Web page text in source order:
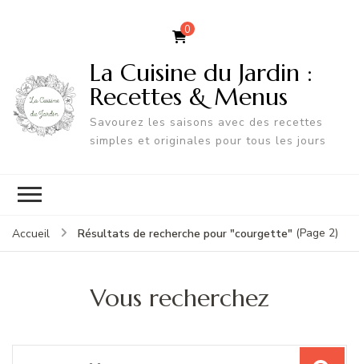
0
La Cuisine du Jardin :
Recettes & Menus
Savourez les saisons avec des recettes
simples et originales pour tous les jours
Accueil Résultats de recherche pour "courgette" (Page 2)
Vous recherchez